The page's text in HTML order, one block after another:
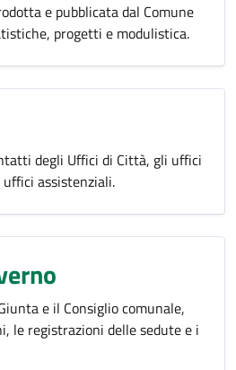
e pubblicata dal Comune
progetti e modulistica.
degli Uffici di Città, gli uffici
assistenziali.
e il Consiglio comunale,
le registrazioni delle sedute e i